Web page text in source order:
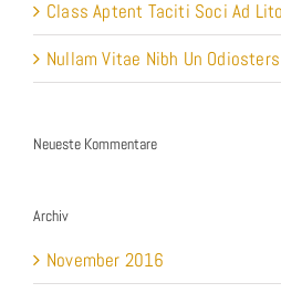
Nullam Vitae Nibh Un Odiosters
Juli 2012